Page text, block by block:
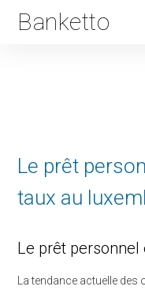
Banketto
Le prêt
taux au
Le prêt personnel
La tendance actuelle